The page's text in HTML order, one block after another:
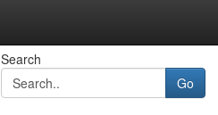
Search
Go